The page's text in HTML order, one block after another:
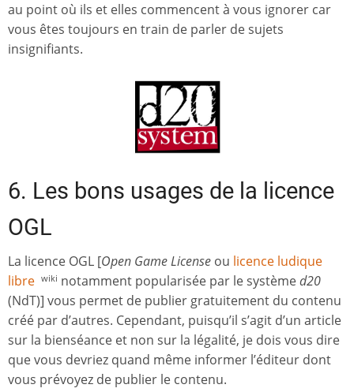
au point où ils et elles commencent à vous ignorer car
vous êtes toujours en train de parler de sujets
insignifiants.
6. Les bons usages de la licence
OGL
La licence OGL [Open Game License ou licence ludique
libre wiki notamment popularisée par le systèmed20
(NdT)] vous permet de publier gratuitement du contenu
créé par d’autres. Cependant, puisqu’il s’agit d’un article
sur la bienséance et non sur la légalité, je dois vous dire
que vous devriez quand même informer l’éditeur dont
vous prévoyez de publier le contenu.